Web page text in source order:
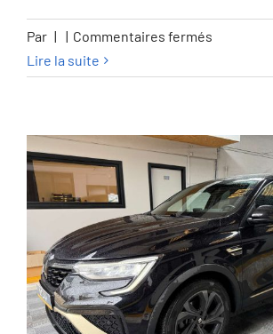
Par | | Commentaires fermés
XC60
2.0
B4
MHEV
Plus
Dark
–
GARANTIE
VOLVO
10/2027
Lire la suite